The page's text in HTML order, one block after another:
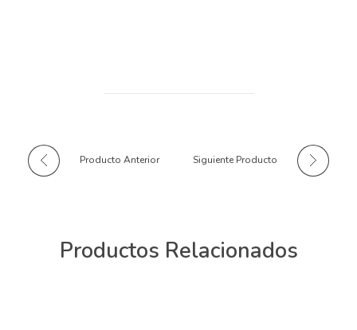
Producto Anterior Siguiente Producto
Productos Relacionados